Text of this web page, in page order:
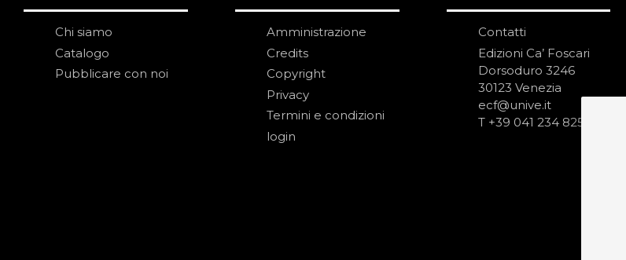
Chi siamo
Catalogo
Pubblicare con noi
Amministrazione
Credits
Copyright
Privacy
Termini e condizioni
login
Contatti
Edizioni Ca’ Foscari
Dorsoduro 3246
30123 Venezia
ecf@unive.it
T +39 041 234 8250